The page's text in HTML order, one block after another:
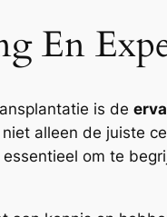
En
is de
alleen de juiste
om te